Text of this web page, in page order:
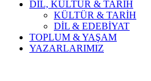
DİL, KÜLTÜR & TARİH
KÜLTÜR & TARİH
DİL & EDEBİYAT
TOPLUM & YAŞAM
YAZARLARIMIZ